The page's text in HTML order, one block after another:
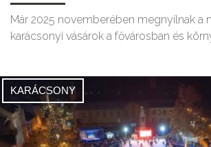
Már 2025 novemberében megnyílnak a
karácsonyi vásárok a fővárosban és
KARÁCSONY